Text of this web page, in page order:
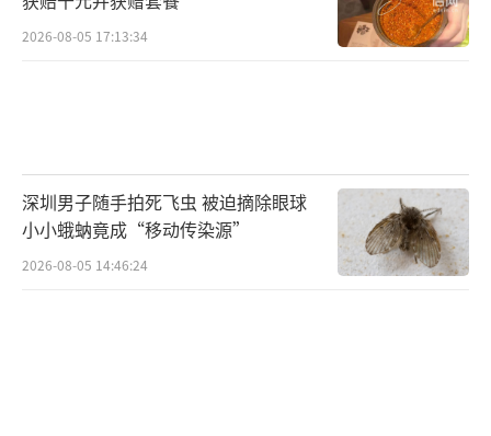
2026-08-05 17:13:34
深圳男子随手拍死飞虫 被迫摘除眼球
小小蛾蚋竟成“移动传染源”
2026-08-05 14:46:24